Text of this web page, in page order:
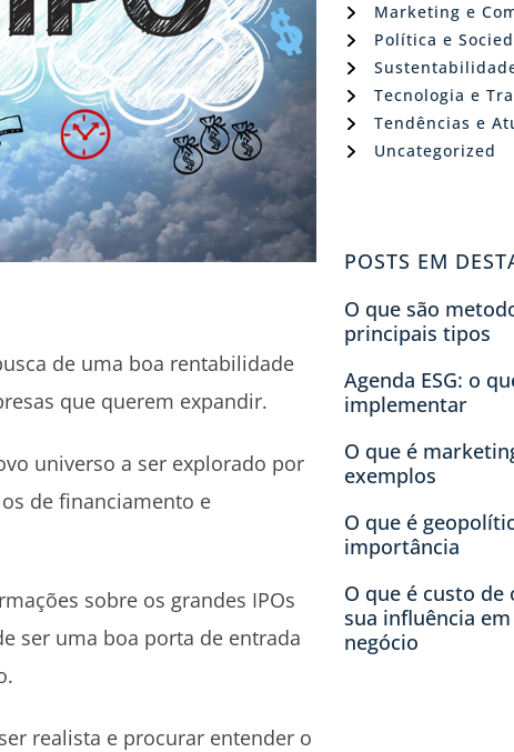
de uma boa rentabilidade
que querem expandir.
universo a ser explorado por
de financiamento e
sobre os grandes IPOs
ser uma boa porta de entrada
realista e procurar entender o
Marketing e
Política e
Tecnologia e
Tendências e
Uncategorized
POSTS EM
O que são
principais tipos
Agenda ESG: o
implementar
O que é
exemplos
O que é
importância
O que é custo de
sua influência
negócio